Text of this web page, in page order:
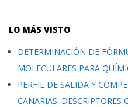
LO MÁS VISTO
DETERMINACIÓN DE
MOLECULARES PARA
PERFIL DE SALIDA Y
CANARIAS. DESCRIPTORES